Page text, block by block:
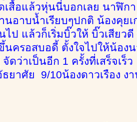
สื้อแล้วหุ่นนี่บอกเลย นาฬิกา
อาบน้ำเรียบๆปกติ น้องคุยเ
ป แล้วก็เริ่มบิ๊วให้ บิ๊วเสียวดี
นครอสบอดี้ ตั้งใจไปให้น้อง
ว่าเป็นอีก 1 ครั้งที่เสร็จเร็ว
าศัย 9/10น้องดาวเรือง ง